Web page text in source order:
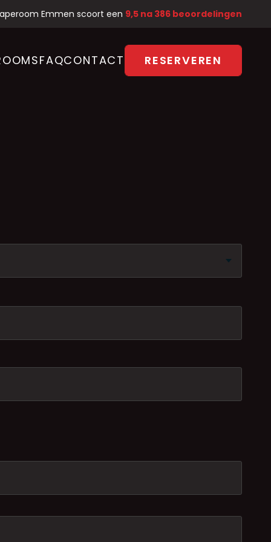
Emmen scoort een 9,5 na 386 beoordelingen
FAQCONTACT RESERVEREN